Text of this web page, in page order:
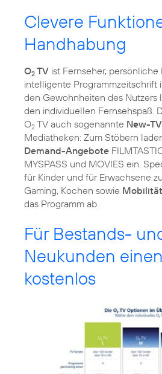
Clevere
Handhabung
O2 TV ist Fernseher,
intelligente Programmzeitschrift
den Gewohnheiten des Nutzers
den individuellen Fernsehspaß.
O2 TV auch sogenannte New-
Mediatheken: Zum Stöbern
Demand-Angebote
MYSPASS und MOVIES ein.
für Kinder und für Erwachsene
Gaming, Kochen sowie
das Programm ab.
Für Bestands-
Neukunden
kostenlos